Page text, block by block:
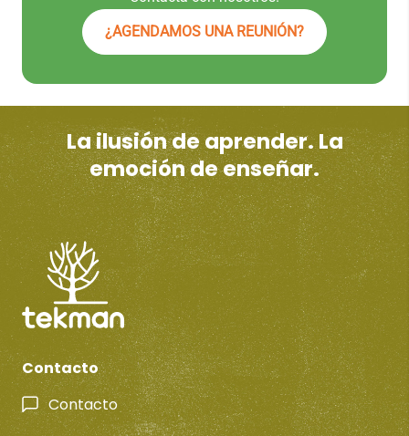
¿AGENDAMOS UNA REUNIÓN?
La ilusión de aprender. La
emoción de enseñar.
Contacto
Contacto